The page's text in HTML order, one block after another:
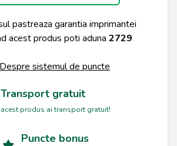
pastreaza garantia imprimantei
acest produs poti aduna 2729
Despre sistemul de puncte
Transport gratuit
acest produs ai transport gratuit!
Puncte bonus